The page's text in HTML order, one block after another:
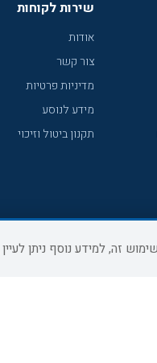
שירות לקוחות
אודות
צור קשר
מדיניות פרטיות
מידע לנוסע
תקנון ביטול וזיכוי